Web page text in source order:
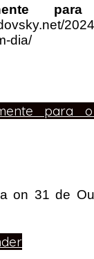
dia/
para
on 31 de